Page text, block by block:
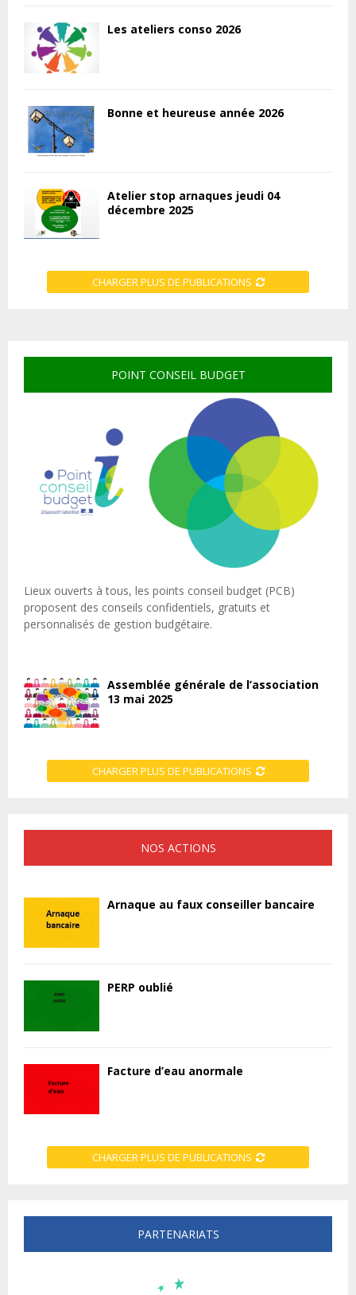
Les ateliers conso 2026
Bonne et heureuse année 2026
Atelier stop arnaques jeudi 04
décembre 2025
CHARGER PLUS DE PUBLICATIONS
POINT CONSEIL BUDGET
Lieux ouverts à tous, les points conseil budget (PCB)
proposent des conseils confidentiels, gratuits et
personnalisés de gestion budgétaire.
Assemblée générale de l’association
13 mai 2025
CHARGER PLUS DE PUBLICATIONS
NOS ACTIONS
Arnaque au faux conseiller bancaire
PERP oublié
Facture d’eau anormale
CHARGER PLUS DE PUBLICATIONS
PARTENARIATS